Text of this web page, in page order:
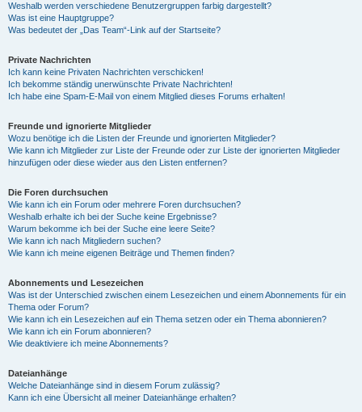
Weshalb werden verschiedene Benutzergruppen farbig dargestellt?
Was ist eine Hauptgruppe?
Was bedeutet der „Das Team“-Link auf der Startseite?
Private Nachrichten
Ich kann keine Privaten Nachrichten verschicken!
Ich bekomme ständig unerwünschte Private Nachrichten!
Ich habe eine Spam-E-Mail von einem Mitglied dieses Forums erhalten!
Freunde und ignorierte Mitglieder
Wozu benötige ich die Listen der Freunde und ignorierten Mitglieder?
Wie kann ich Mitglieder zur Liste der Freunde oder zur Liste der ignorierten Mitglieder
hinzufügen oder diese wieder aus den Listen entfernen?
Die Foren durchsuchen
Wie kann ich ein Forum oder mehrere Foren durchsuchen?
Weshalb erhalte ich bei der Suche keine Ergebnisse?
Warum bekomme ich bei der Suche eine leere Seite?
Wie kann ich nach Mitgliedern suchen?
Wie kann ich meine eigenen Beiträge und Themen finden?
Abonnements und Lesezeichen
Was ist der Unterschied zwischen einem Lesezeichen und einem Abonnements für ein
Thema oder Forum?
Wie kann ich ein Lesezeichen auf ein Thema setzen oder ein Thema abonnieren?
Wie kann ich ein Forum abonnieren?
Wie deaktiviere ich meine Abonnements?
Dateianhänge
Welche Dateianhänge sind in diesem Forum zulässig?
Kann ich eine Übersicht all meiner Dateianhänge erhalten?